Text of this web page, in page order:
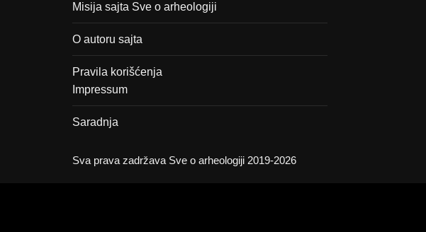
Misija sajta Sve o arheologiji
O autoru sajta
Pravila korišćenja
Impressum
Saradnja
Sva prava zadržava Sve o arheologiji 2019-2026